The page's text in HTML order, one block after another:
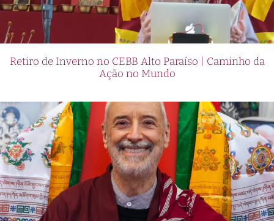
Retiro de Inverno no CEBB Alto Paraíso | Caminho da
Ação no Mundo